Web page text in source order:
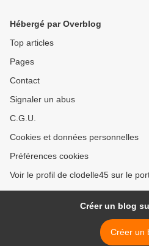
Hébergé par Overblog
Top articles
Pages
Contact
Signaler un abus
C.G.U.
Cookies et données personnelles
Préférences cookies
Voir le profil de clodelle45 sur le
Créer un blog
Créer un